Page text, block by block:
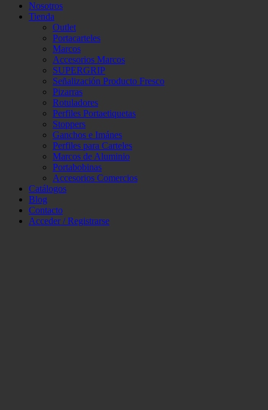
Nosotros
Tienda
Outlet
Portacarteles
Marcos
Accesorios Marcos
SUPERGRIP
Señalización Producto Fresco
Pizarras
Rotuladores
Perfiles Portaetiquetas
Stoppers
Ganchos e Imánes
Perfiles para Carteles
Marcos de Aluminio
Portabobinas
Accesorios Comercios
Catálogos
Blog
Contacto
Acceder / Registrarse